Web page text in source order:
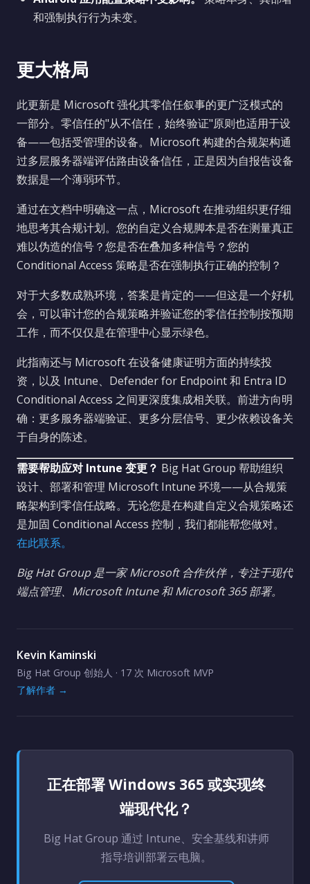
和强制执行行为未变。
更大格局
此更新是 Microsoft 强化其零信任叙事的更广泛模式的
一部分。零信任的"从不信任，始终验证"原则也适用于设
备——包括受管理的设备。Microsoft 构建的合规架构通
过多层服务器端评估路由设备信任，正是因为自报告设备
数据是一个薄弱环节。
通过在文档中明确这一点，Microsoft 在推动组织更仔细
地思考其合规计划。您的自定义合规脚本是否在测量真正
难以伪造的信号？您是否在叠加多种信号？您的
Conditional Access 策略是否在强制执行正确的控制？
对于大多数成熟环境，答案是肯定的——但这是一个好机
会，可以审计您的合规策略并验证您的零信任控制按预期
工作，而不仅仅是在管理中心显示绿色。
此指南还与 Microsoft 在设备健康证明方面的持续投
资，以及 Intune、Defender for Endpoint 和 Entra ID
Conditional Access 之间更深度集成相关联。前进方向明
确：更多服务器端验证、更多分层信号、更少依赖设备关
于自身的陈述。
需要帮助应对 Intune 变更？ Big Hat Group 帮助组织
设计、部署和管理 Microsoft Intune 环境——从合规策
略架构到零信任战略。无论您是在构建自定义合规策略还
是加固 Conditional Access 控制，我们都能帮您做对。
在此联系。
Big Hat Group 是一家 Microsoft 合作伙伴，专注于现代
端点管理、Microsoft Intune 和 Microsoft 365 部署。
Kevin Kaminski
Big Hat Group 创始人 · 17 次 Microsoft MVP
了解作者 →
正在部署 Windows 365 或实现终
端现代化？
Big Hat Group 通过 Intune、安全基线和讲师
指导培训部署云电脑。